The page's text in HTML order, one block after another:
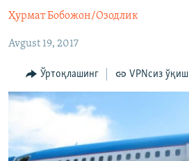
Озодлик бошқа тилларда
Ҳурмат Бобожон/Озодлик
Avgust 19, 2017
Ўртоқлашинг VPNсиз ўқиш